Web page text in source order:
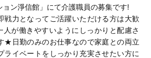
ョン淨信館」にて介護職員の募集です!
戦力となってご活躍いただける方は大歓
人が働きやすいようにしっかりと配慮さ
★日勤のみのお仕事なので家庭との両立
ライベートをしっかり充実させたい方に